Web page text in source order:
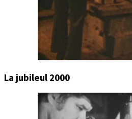
La jubileul 2000